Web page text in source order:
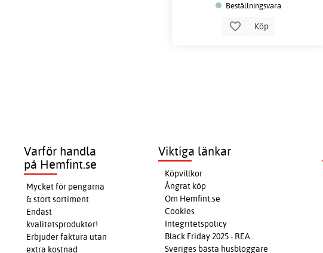
Beställningsvara
Köp
Varför handla
på Hemfint.se
Mycket för pengarna
& stort sortiment
Endast
kvalitetsprodukter!
Erbjuder faktura utan
extra kostnad
Viktiga länkar
Köpvillkor
Ångrat köp
Om Hemfint.se
Cookies
Integritetspolicy
Black Friday 2025 - REA
Sveriges bästa husbloggare